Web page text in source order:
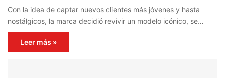
Con la idea de captar nuevos clientes más jóvenes y hasta
nostálgicos, la marca decidió revivir un modelo icónico, se…
Leer más »